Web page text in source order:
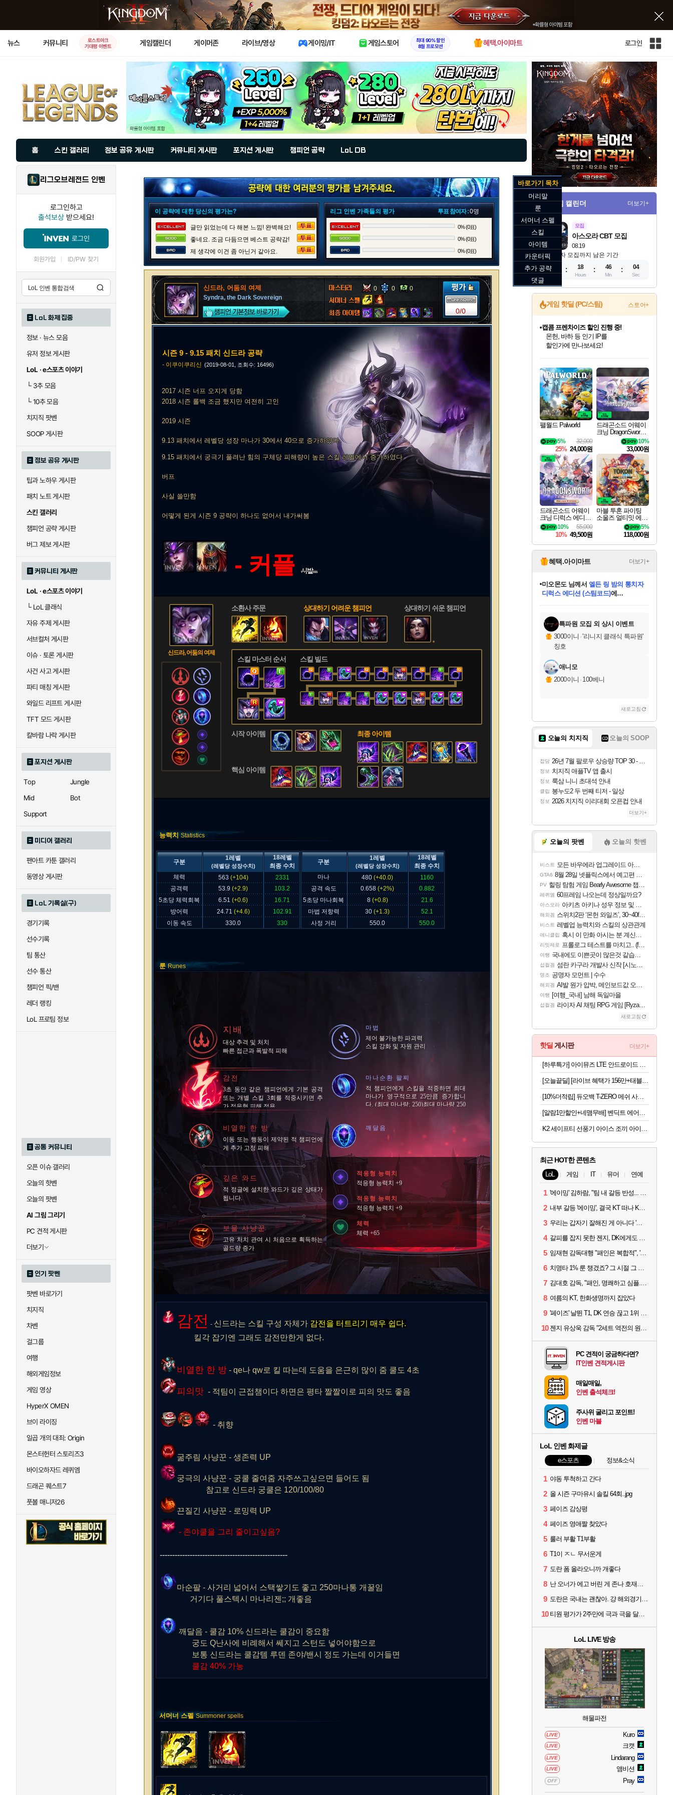
X
뉴스 커뮤니티
로스트아크
기대평 이벤트
게임캘린더 게이머존 라이브/영상 게이밍/IT 게임스토어
최대 90% 할인
8월 프로모션
혜택.아이마트 로그인
인
전
체
사
이
트
맵
홈 스킨 갤러리 정보 공유 게시판 커뮤니티 게시판 포지션 게시판 챔피언 공략 LoL DB
리그오브레전드 인벤
로그인하고
출석보상 받으세요!
로그인
회원가입 ID/PW 찾기
LoL 화제 집중
정보 · 뉴스 모음
유저 정보 게시판
LoL · e스포츠 이야기
└3추 모음
└10추 모음
치지직 팟벤
SOOP 게시판
정보 공유 게시판
팁과 노하우 게시판
패치 노트 게시판
스킨 갤러리
챔피언 공략 게시판
버그 제보 게시판
커뮤니티 게시판
LoL · e스포츠 이야기
└LoL 클래식
자유 주제 게시판
서브컬처 게시판
이슈 · 토론 게시판
사건 사고 게시판
파티 매칭 게시판
와일드 리프트 게시판
TFT 모드 게시판
칼바람 나락 게시판
포지션 게시판
Top
Jungle
Mid
Bot
Support
미디어 갤러리
팬아트 카툰 갤러리
동영상 게시판
LoL 기록실(구)
경기기록
선수기록
팀 통산
선수 통산
챔피언 픽/밴
레더 랭킹
LoL 프로팀 정보
공통 커뮤니티
오픈 이슈 갤러리
오늘의 핫벤
오늘의 팟벤
AI 그림 그리기
PC 견적 게시판
더보기
인기 팟벤
팟벤 바로가기
치지직
차벤
걸그룹
여행
해외게임정보
게임 영상
HyperX OMEN
브이 라이징
일곱 개의 대죄: Origin
몬스터헌터 스토리즈3
바이오하자드 레퀴엠
드래곤 퀘스트7
풋볼 매니저26
이 공략에 대한 당신의 평가는?
글만 읽었는데 다 해본 느낌! 완벽해요!
좋네요. 조금 다듬으면 베스트 공략감!
제 생각에 이건 좀 아닌거 같아요.
리그 인벤 가족들의 평가 투표 참여자 :0명
0% (0표)
0% (0표)
0% (0표)
신드라, 어둠의 여제
Syndra, the Dark Sovereign
0 0 0
0/0
시즌 9 - 9.15 패치 신드라 공략
- 이쿠이쿠리신 (2019-08-01, 조회수: 16496)
2017 시즌 너프 오지게 당함
2018 시즌 롤백 조금 했지만 여전히 고인
2019 시즌
9.13 패치에서 레벨당 성장 마나가 30에서 40으로 증가하였다.
9.15 패치에서 궁극기 풀려난 힘의 구체당 피해량이 높은 스킬 레벨에서 증가하였다.
버프
사실 쓸만함
어떻게 된게 시즌 9 공략이 하나도 없어서 내가써봄
- 커플 시발...
신드라, 어둠의 여제
소환사 주문 상대하기 어려운 챔피언 상대하기 쉬운 챔피언
스킬 마스터 순서 스킬 빌드
시작 아이템
핵심 아이템
최종 아이템
능력치 Statistics
구분
1레벨
(레벨당 성장수치)
18레벨
최종 수치
구분
1레벨
(레벨당 성장수치)
18레벨
최종 수치
체력
563 (+104) 2331 마나 480 (+40.0)
1160
공격력
53.9 (+2.9) 103.2 공격 속도 0.658 (+2%)
0.882
5초당 체력회복
6.51 (+0.6) 16.71 5초당 마나회복 8 (+0.8)
21.6
방어력
24.71 (+4.6) 102.91 마법 저항력 30 (+1.3)
52.1
이동 속도
330.0 330 사정 거리 550.0 550.0
룬Runes
지배
대상 추격 및 처치
빠른 접근과 폭발적 피해
감전
3초 동안 같은 챔피언에게 기본 공격
또는 개별 스킬 3회를 적중시키면 추
가 적응형 피해 적용
비열한 한 방
이동 또는 행동이 제약된 적 챔피언에
게 추가 고정 피해
깊은 와드
적 정글에 설치한 와드가 깊은 상태가
됩니다.
보물 사냥꾼
고유 처치 관여 시 처음으로 획득하는
골드량 증가
마법
제어 불가능한 파괴력
스킬 강화 및 자원 관리
마나순환 팔찌
적 챔피언에게 스킬을 적중하면 최대
마나가 영구적으로 25만큼 증가합니
다. (최대 마나량: 250)최대 마나량 250
깨달음
적응형 능력치
적응형 능력치 +9
적응형 능력치
적응형 능력치 +9
체력
체력 +65
감전 - 신드라는 스킬 구성 자체가 감전을 터트리기 매우 쉽다.
킬각 잡기엔 그래도 감전만한게 없다.
비열한 한 방 - qe나 qw로 킬 따는데 도움을 은근히 많이 줌 쿨도 4초
피의맛 - 적팀이 근접챔이다 하면은 평타 짤짤이로 피의 맛도 좋음
- 취향
굶주림 사냥꾼 - 생존력 UP
궁극의 사냥꾼 - 궁쿨 줄여줌 자주쓰고싶으면 들어도 됨
참고로 신드라 궁쿨은 120/100/80
끈질긴 사냥꾼 - 로밍력 UP
- 존야쿨을 그리 줄이고싶음?
---------------------------------------------------
마순팔 - 사거리 넓어서 스택쌓기도 좋고 250마나통 개꿀임
거기다 풀스텍시 마나리젠;; 개좋음
깨달음 - 쿨감 10% 신드라는 쿨감이 중요함
궁도 Q난사에 비례해서 쎄지고 스턴도 넣어야함으로
보통 신드라는 쿨감템 루덴 존야/밴시 정도 가는데 이거들면
쿨감 40% 가능
서머너 스펠Summoner spells
게임 캘린더 더보기+
모집
08.19
아스오라 CBT 모집
참가자 모집까지 남은 기간
11
Days
18
Hours
46
Min
03
Sec
게임 핫딜 (PC/스팀) 스토어+
최대 90% 할인가를 만나보세요!
네이버혜택과 함께 만나보세요!
50%할인&추가 적립까지!
네이버 포인트 혜택까지!
이니&베니 혜택까지!
네이버 혜택가와 함께 예약하세요!
할인&네이버혜택으로 만나보세요!
네이버페이 혜택과 만나보세요!
40주년 프로모션으로 만나보세요!
캡콤 프렌차이즈 할인 진행 중!
몬헌, 바하 등 인기 IP를
할인가에 만나보세요!
일부 에디션 상시 할인!
혜택으로 예약 판매 중
편안하게 충전하세요
팰월드 Palworld
32,000
5%
25% 24,000원
드래곤소드 어웨이
크닝 DragonSword A
10%
33,000원
드래곤소드 어웨이
크닝 디럭스 에디션
DragonSword Awake
ning Deluxe Edition
55,000
10%
10% 49,500원
마블 투혼 파이팅
소울즈 얼티밋 에디
션 MARVEL Tokon
Fighting Souls Ultima
5%
118,000원
혜택.아이마트 더보기+
교환.
당첨되셨습니다.
당첨되셨습니다.
당첨되셨습니다.
미오몬도님께서 엘든 링 밤의 통치자
디럭스 에디션 (스팀코드)에
당첨되셨습니다.
당첨되셨습니다.
당첨되셨습니다.
에디션 (스팀코드)를 교환.
당첨되셨습니다.
특파원 모집 외 상시 이벤트
3000이니 ·'리니지 클래식 특파원'
칭호
애니모
2000이니 · 100베니
새로고침
오늘의 치지직 오늘의 SOOP
잡담 26년 7월 팔로우 상승량 TOP 30 - 월간 치지직
정보 치지직 애플TV 앱 출시
정보 룩삼 니니 초대석 안내
클립 봉누도2 두 번째 티저 - 일상
정보 2026 치지직 이리대회 오픈컵 안내
더보기+
오늘의 팟벤 오늘의 핫벤
비스트 모든 바우에라 업그레이드 아이템 획득 위치 공략 (89개)
GTA6 8월 28일 넷플릭스에서 예고편 공개 예정
PV 힐링 탐험 게임 Bearly Awesome 챕터 1 트레일러
레퀴엠 60프레임 나오는데 정상일까요?
아스오라 아키츠 아키나 성우 정보 및 주요 필모
해외겜 스위치2판 ‘몬헌 와일즈’, 30~40fps 목표 추정
비스트 레벨업 능력치와 스킬의 상관관계
애니클립 혹시 이 만화 아시는 분 계신가요
리밋제로 프롤로그 테스트를 마치고.. (feat. 리아)
여행 국내에도 이쁜곳이 많은것 같습니다
섭컬겜 섬란 카구라 개발사 신작 [시노비 넥서스] 연내 출시 예정
명조 공명자 모먼트 | 수수
해외겜 AI발 원가 압박, 메인보드값 오르나
여행 [여행_국내] 남해 독일마을
섭컬겜 라이자 AI 채팅 RPG 게임 [RyzaChat: AI] 공개
새로고침
핫딜 게시판 더보기+
[10%더적립] 듀오백 T-ZERO 메쉬 사무용 컴퓨터 책상 학생 공부 의자 블랙
K2 세이프티 선풍기 아이스 조끼 아이스팩 쿨링 냉풍 냉방 형광 작업조끼 베스트3(YE)
최근 HOT한 콘텐츠
LoL 게임 IT 유머 연예
1 '에이밍' 김하람, "팀 내 갈등 반성... 끝까지 뛰고 싶었다"
2 내부 갈등 '에이밍', 결국 KT 떠나 KRX로...'지우'와 트레이드
3 우리는 갑자기 잘해진 게 아니다 '씨맥' 김대호 감독의 자신감
4 갈피를 잡지 못한 젠지, DK에게도 0:2 패배
5 임재현 감독대행 "패인은 복합적", '도란' "팀에 과부하 왔다"
6 치명타 1% 룬 챙겼죠? 그 시절 그 감성 '롤 클래식' 30일 출시
7 김대호 감독, "패인, 명쾌하고 심플...다시 힘낼 수 있어"
8 여름의 KT, 한화생명까지 잡았다
9 '페이즈' 날뛴 T1, DK 연승 끊고 1위 지켜
10 젠지 유상욱 감독 "2세트 역전의 원인...너무 급했다"
PC 견적이 궁금하다면?
IT인벤 견적게시판
매일매일,
인벤 출석체크!
주사위 굴리고 포인트!
인벤 마블
LoL 인벤 화제글
e스포츠 정보&소식
1 야동 투척하고 간다
2 올 시즌 구마유시 솔킬 64회..jpg
3 페이즈 감상평
4 페이즈 영애짤 찾았다
5 룰러 부활 T1부활
6 T1이 ㅈㄴ 무서운게
7 도란 폼 올라오니까 개좋다
8 난 오너가 에고 버린 게 존나 호재라고 봄
9 도란은 국내는 괜찮아. 걍 해외경기가 개 쓰레기라 그래
10 티원 평가가 2주만에 극과 극을 달리고 있네
LoL LIVE 방송
해물파전
LIVE Kuro
LIVE 크캣
LIVE Lindarang
LIVE 앰비션
OFF Pray
바로가기 목차
머리말
룬
서머너 스펠
스킬
아이템
카운터픽
추가 공략
댓글